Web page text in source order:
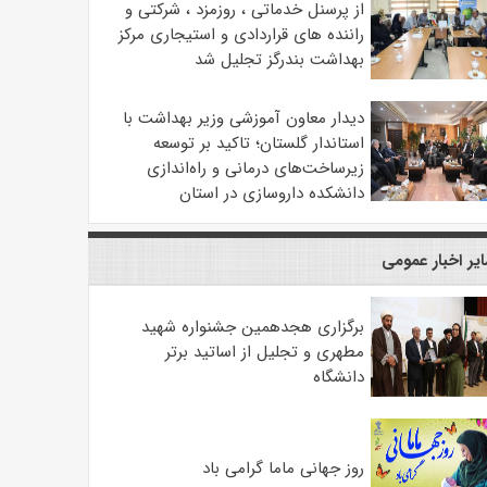
از پرسنل خدماتی ، روزمزد ، شرکتی و
راننده های قراردادی و استیجاری مرکز
بهداشت بندرگز تجلیل شد
دیدار معاون آموزشی وزیر بهداشت با
استاندار گلستان؛ تاکید بر توسعه
زیرساخت‌های درمانی و راه‌اندازی
دانشکده داروسازی در استان
اخبار عمومی
برگزاری هجدهمین جشنواره شهید
مطهری و تجلیل از اساتید برتر
دانشگاه
روز جهانی ماما گرامی باد